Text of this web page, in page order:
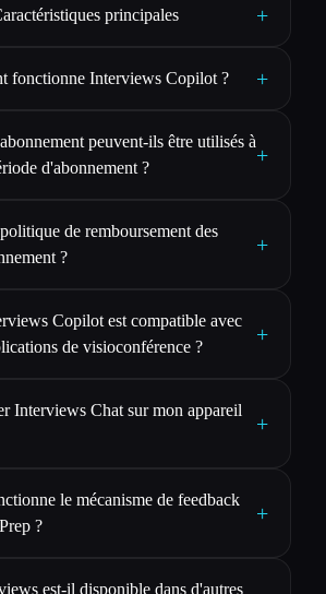
principales +
fonctionne Interviews Copilot ? +
peuvent-ils être utilisés à
d'abonnement ?
+
de remboursement des
?
+
Copilot est compatible avec
de visioconférence ?
+
Interviews Chat sur mon appareil
+
le mécanisme de feedback
?
+
est-il disponible dans d'autres